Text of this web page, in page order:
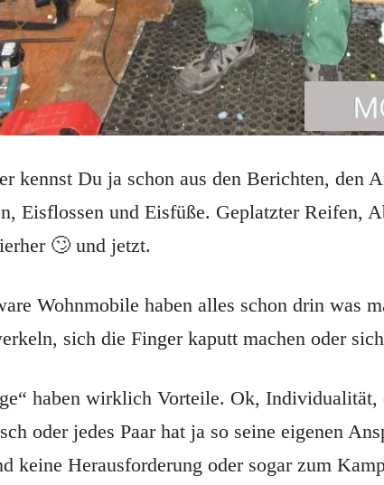
Du ja schon aus den Berichten, den
Eisflossen und Eisfüße. Geplatzter
🙄 und jetzt.
Wohnmobile haben alles schon drin was
sich die Finger kaputt machen oder
haben wirklich Vorteile. Ok,
oder jedes Paar hat ja so seine eigenen
keine Herausforderung oder sogar zum